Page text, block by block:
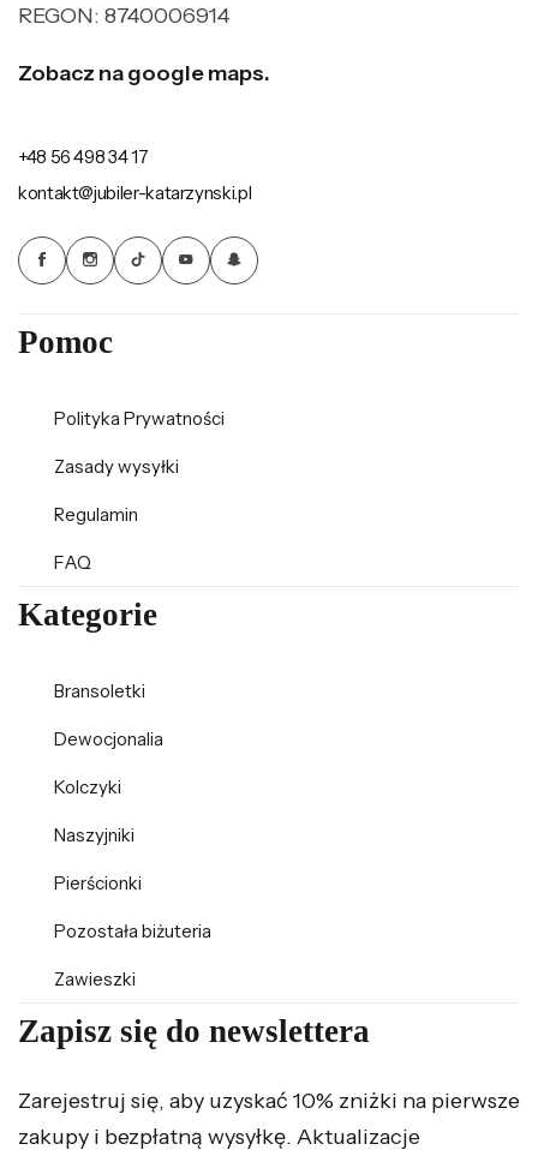
REGON: 8740006914
Zobacz na google maps.
+48 56 498 34 17
kontakt@jubiler-katarzynski.pl
Pomoc
Polityka Prywatności
Zasady wysyłki
Regulamin
FAQ
Kategorie
Bransoletki
Dewocjonalia
Kolczyki
Naszyjniki
Pierścionki
Pozostała biżuteria
Zawieszki
Zapisz się do newslettera
Zarejestruj się, aby uzyskać 10% zniżki na pierwsze
zakupy i bezpłatną wysyłkę. Aktualizacje